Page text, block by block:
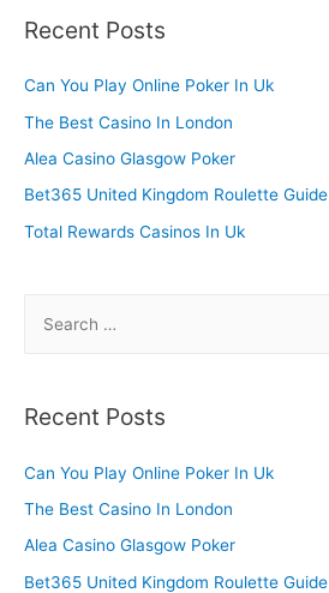
r
h
f
o
Recent Posts
Can You Play Online Poker In Uk
The Best Casino In London
Alea Casino Glasgow Poker
Bet365 United Kingdom Roulette Guide
Total Rewards Casinos In Uk
r
h
f
o
Recent Posts
Can You Play Online Poker In Uk
The Best Casino In London
Alea Casino Glasgow Poker
Bet365 United Kingdom Roulette Guide